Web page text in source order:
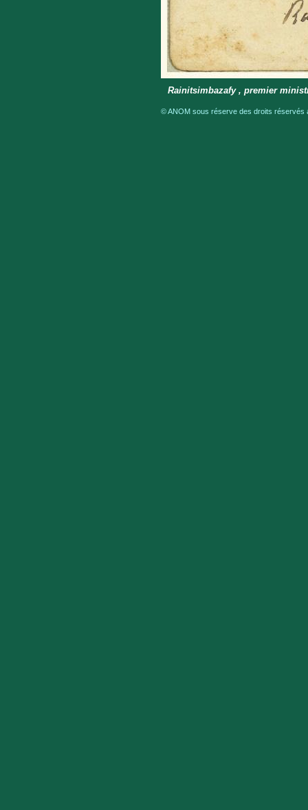
Rainitsimbazafy , premier
© ANOM sous réserve des droits réservés